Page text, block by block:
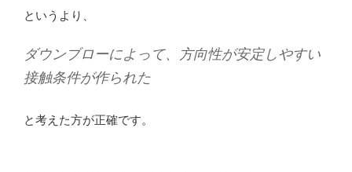
というより、
ダウンブローによって、方向性が安定しやすい
接触条件が作られた
と考えた方が正確です。